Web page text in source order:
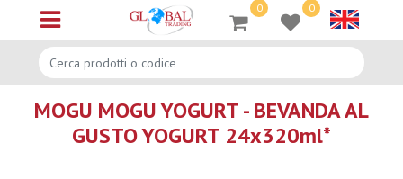
Open menu
0 0
MOGU MOGU YOGURT - BEVANDA AL
GUSTO YOGURT 24x320ml*